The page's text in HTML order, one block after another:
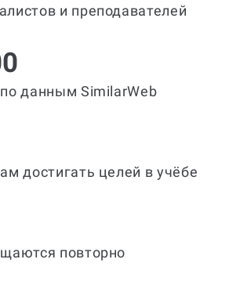
и преподавателей
данным SimilarWeb
достигать целей в учёбе
повторно